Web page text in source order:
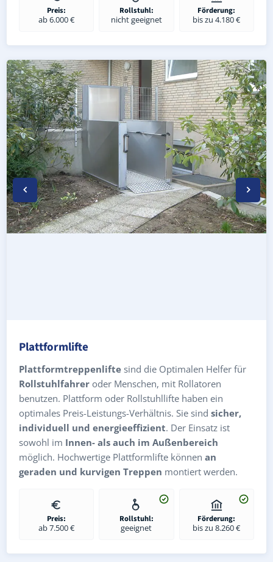
Preis:
ab 6.000 €
Rollstuhl:
nicht geeignet
Förderung:
bis zu 4.180 €
Wetterfester Plattformlift außen in Nordhastedt
Rollstuhl-Plattformlift in Nordhastedt (Landkreis
Plattformlifte
Plattformtreppenlifte sind die Optimalen Helfer für
Rollstuhlfahrer oder Menschen, mit Rollatoren
benutzen. Plattform oder Rollstuhllifte haben ein
optimales Preis-Leistungs-Verhältnis. Sie sind sicher,
individuell und energieeffizient. Der Einsatz ist
sowohl im Innen- als auch im Außenbereich
möglich. Hochwertige Plattformlifte können an
geraden und kurvigen Treppen montiert werden.
Preis:
ab 7.500 €
Rollstuhl:
geeignet
Förderung:
bis zu 8.260 €